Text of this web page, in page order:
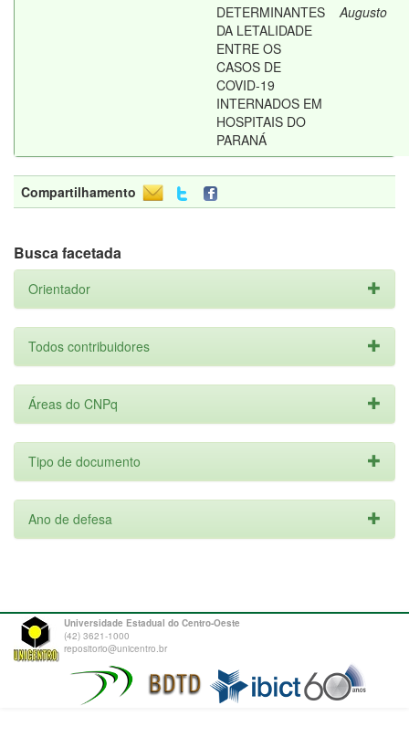
DETERMINANTES
DA LETALIDADE
ENTRE OS
CASOS DE
COVID-19
INTERNADOS EM
HOSPITAIS DO
PARANÁ
Augusto
Compartilhamento
Busca facetada
Orientador
Todos contribuidores
Áreas do CNPq
Tipo de documento
Ano de defesa
Universidade Estadual do Centro-Oeste
(42) 3621-1000
repositorio@unicentro.br